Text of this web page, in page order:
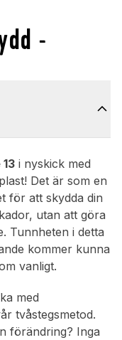
-
i nyskick med
Det är som en
för att skydda din
utan att göra
Tunnheten i detta
kommer kunna
vanligt.
med
tvåstegsmetod.
förändring? Inga